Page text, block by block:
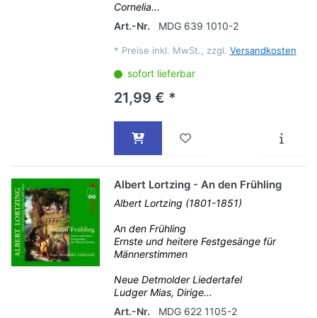
Cornelia...
Art.-Nr.
MDG 639 1010-2
* Preise inkl. MwSt., zzgl. Versandkosten
sofort lieferbar
21,99 € *
Albert Lortzing - An den Frühling
Albert Lortzing (1801-1851)
An den Frühling
Ernste und heitere Festgesänge für
Männerstimmen
Neue Detmolder Liedertafel
Ludger Mias, Dirige...
Art.-Nr.
MDG 622 1105-2